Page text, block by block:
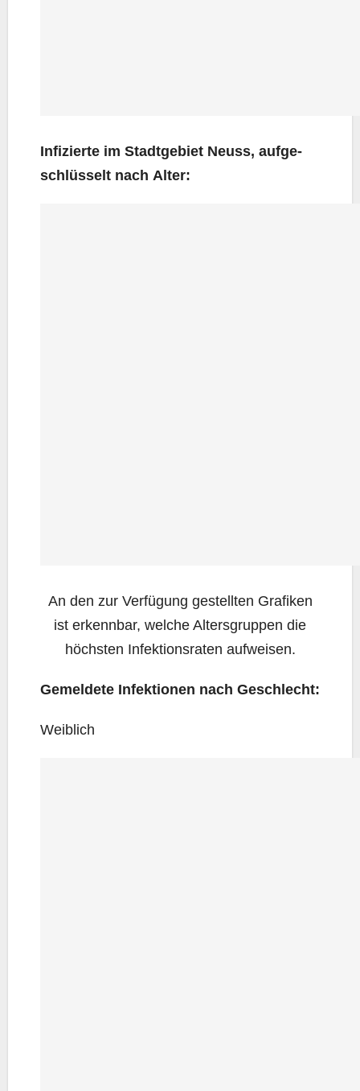
Infi­zier­te im Stadt­ge­biet Neuss, auf­ge­
schlüs­selt nach Alter:
An den zur Ver­fü­gung gestell­ten Gra­fi­ken
ist erkenn­bar, wel­che Alters­grup­pen die
höchs­ten Infek­ti­ons­ra­ten aufweisen.
Gemel­de­te Infek­tio­nen nach Geschlecht:
Weib­lich